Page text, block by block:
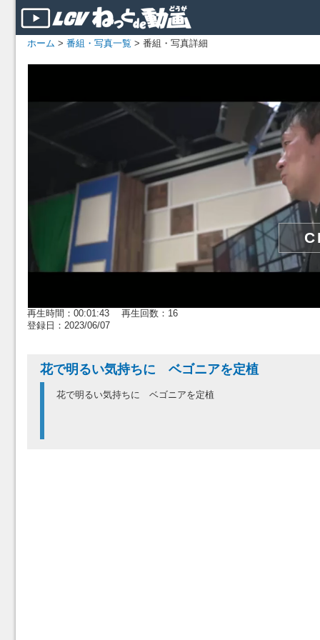
ホーム > 番組・写真一覧 > 番組・写真詳細
再生時間：00:01:43 再生回数：16
登録日：2023/06/07
花で明るい気持ちに ベゴニアを定植
花で明るい気持ちに ベゴニアを定植